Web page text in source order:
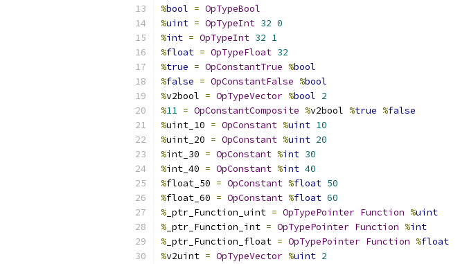
%bool = OpTypeBool
%uint = OpTypeInt 32 0
%int = OpTypeInt 32 1
%float = OpTypeFloat 32
%true = OpConstantTrue %bool
%false = OpConstantFalse %bool
%v2bool = OpTypeVector %bool 2
%11 = OpConstantComposite %v2bool %true %false
%uint_10 = OpConstant %uint 10
%uint_20 = OpConstant %uint 20
%int_30 = OpConstant %int 30
%int_40 = OpConstant %int 40
%float_50 = OpConstant %float 50
%float_60 = OpConstant %float 60
% _ptr_Function_uint = OpTypePointer Function %uint
% _ptr_Function_int = OpTypePointer Function %int
% _ptr_Function_float = OpTypePointer Function %float
%v2uint = OpTypeVector %uint 2